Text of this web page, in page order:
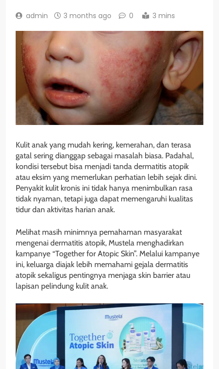
admin 3 months ago 0 3 mins
Kulit anak yang mudah kering, kemerahan, dan terasa
gatal sering dianggap sebagai masalah biasa. Padahal,
kondisi tersebut bisa menjadi tanda dermatitis atopik
atau eksim yang memerlukan perhatian lebih sejak dini.
Penyakit kulit kronis ini tidak hanya menimbulkan rasa
tidak nyaman, tetapi juga dapat memengaruhi kualitas
tidur dan aktivitas harian anak.
Melihat masih minimnya pemahaman masyarakat
mengenai dermatitis atopik, Mustela menghadirkan
kampanye “Together for Atopic Skin”. Melalui kampanye
ini, keluarga diajak lebih memahami gejala dermatitis
atopik sekaligus pentingnya menjaga skin barrier atau
lapisan pelindung kulit anak.